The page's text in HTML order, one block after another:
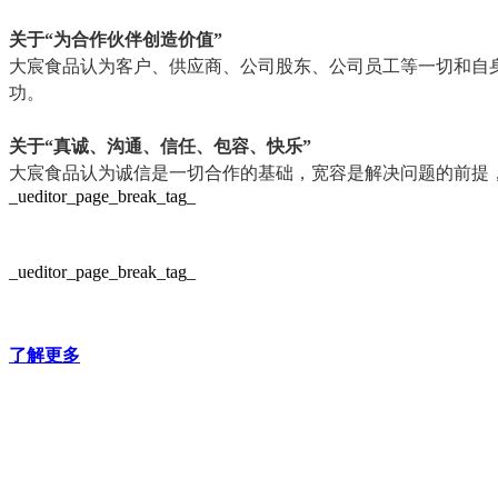
关于“为合作伙伴创造价值”
大宸食品认为客户、供应商、公司股东、公司员工等一切和
功。
关于“真诚、沟通、信任、包容、快乐”
大宸食品认为诚信是一切合作的基础，宽容是解决问题的前
_ueditor_page_break_tag_
_ueditor_page_break_tag_
了解更多